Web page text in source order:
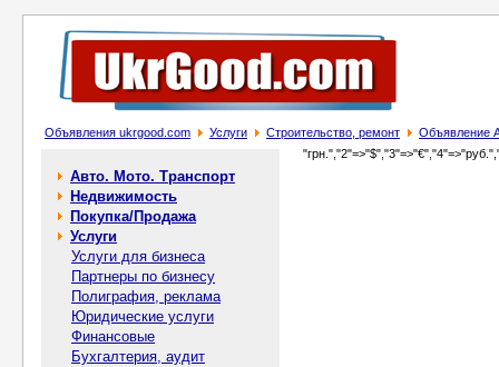
Объявления ukrgood.com Услуги Строительство, ремонт Объявление
Авто. Мото. Транспорт
Недвижимость
Покупка/Продажа
Услуги
Услуги для бизнеса
Партнеры по бизнесу
Полиграфия, реклама
Юридические услуги
Финансовые
Бухгалтерия, аудит